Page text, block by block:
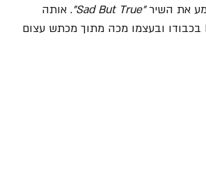
את השיר "Sad But True"
. אותה
שנייה...אותו הרגע...בו הצליל של אותו הסנייר המתפוצץ, כאילו Hulk בכבודו ובעצמו מכה מתוך מכתש עצום